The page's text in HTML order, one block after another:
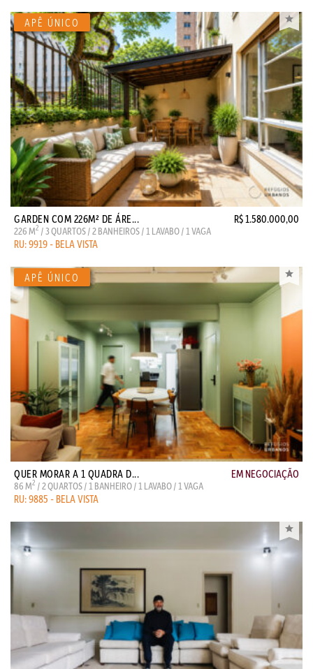
GARDEN COM 226M² DE ÁRE... R$ 1.580.000,00
226 M2 / 3 QUARTOS / 2 BANHEIROS / 1 LAVABO / 1 VAGA
RU: 9919 - BELA VISTA
QUER MORAR A 1 QUADRA D... EM NEGOCIAÇÃO
86 M2 / 2 QUARTOS / 1 BANHEIRO / 1 LAVABO / 1 VAGA
RU: 9885 - BELA VISTA